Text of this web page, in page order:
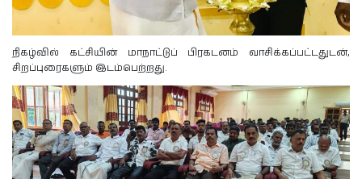
நிகழ்வில் கட்சியின் மாநாட்டுப் பிரகடனம் வாசிக்கப்பட்டதுடன்,
சிறப்புரைகளும் இடம்பெற்றது.